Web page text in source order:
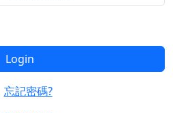
Login
忘記密碼?